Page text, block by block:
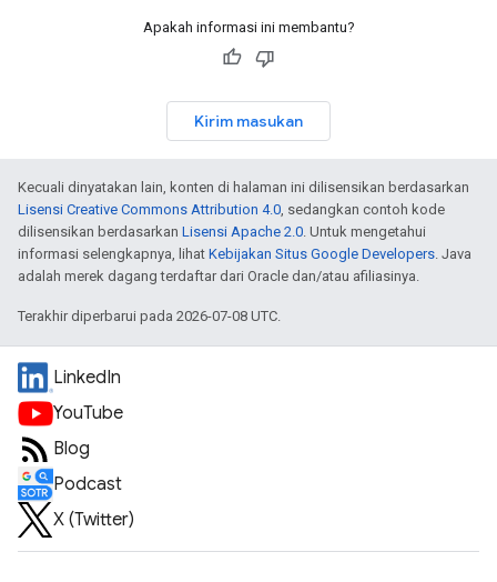
Apakah informasi ini membantu?
Kirim masukan
Kecuali dinyatakan lain, konten di halaman ini dilisensikan berdasarkan
Lisensi Creative Commons Attribution 4.0, sedangkan contoh kode
dilisensikan berdasarkan Lisensi Apache 2.0. Untuk mengetahui
informasi selengkapnya, lihat Kebijakan Situs Google Developers. Java
adalah merek dagang terdaftar dari Oracle dan/atau afiliasinya.
Terakhir diperbarui pada 2026-07-08 UTC.
LinkedIn
YouTube
Blog
Podcast
X (Twitter)